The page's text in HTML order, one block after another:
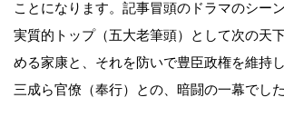
ことになります。記事冒頭のドラマのシー
実質的トップ（五大老筆頭）として次の天
める家康と、それを防いで豊臣政権を維持
三成ら官僚（奉行）との、暗闘の一幕でした